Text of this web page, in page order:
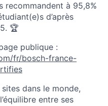
recommandent à 95,8%
d’après
🏆
publique :
fr/bosch-france-
dans le monde,
entre ses